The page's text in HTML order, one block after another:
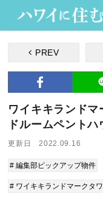
PREV
ワイキキランドマ
ドルームペントハ
更新日 2022.09.16
# 編集部ピックアップ物件
# ワイキキランドマークタ